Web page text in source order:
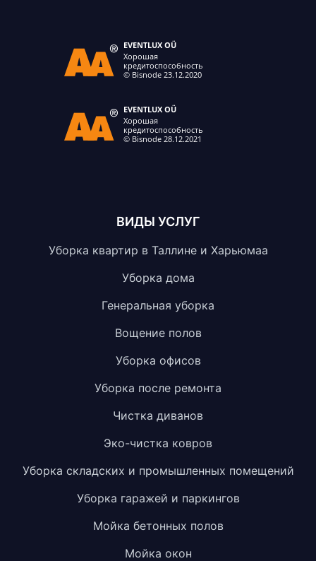
ВИДЫ УСЛУГ
Уборка квартир в Таллине и Харьюмаа
Уборка дома
Генеральная уборка
Вощение полов
Уборка офисов
Уборка после ремонта
Чистка диванов
Эко-чистка ковров
Уборка складских и промышленных помещений
Уборка гаражей и паркингов
Мойка бетонных полов
Мойка окон